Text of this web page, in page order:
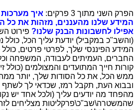
הפרק השני מתוך 3 פרקים:
איך
המידע שלנו מהעננים, מזהות את כל
אפילו לחשבונות הבנק שלנו? פירוט
(והשב"כ במקביל) יודעת עליך הכל, כולל
המידע הפיננסי שלך, לפרטי פרטים,
החברים, העמיתים לעבודה, המשפחה
קורות חייך המתועדים והמצולמים (כולל
ממש הכל, את כל הסודות שלך, יותר
ובבוא העת, תקבל רמז, שכדאי לך לשתף
מהפחד מה יודעים עליך (ולכל אחד יש
שהמשטרה\שב"כ\פרקליטות מצליחים